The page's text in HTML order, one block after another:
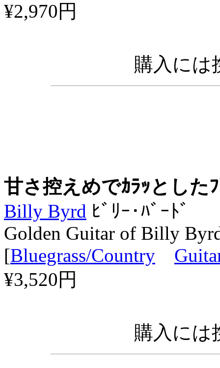
¥2,970円
購入には
甘さ控えめでｶﾗｯとした
Billy Byrd ﾋﾞﾘｰ･ﾊﾞｰﾄﾞ
Golden Guitar of Billy
[Bluegrass/Country
¥3,520円
購入には